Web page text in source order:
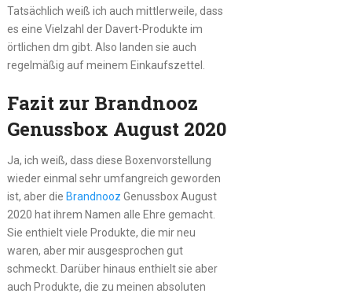
Tatsächlich weiß ich auch mittlerweile, dass
es eine Vielzahl der Davert-Produkte im
örtlichen dm gibt. Also landen sie auch
regelmäßig auf meinem Einkaufszettel.
Fazit zur Brandnooz
Genussbox August 2020
Ja, ich weiß, dass diese Boxenvorstellung
wieder einmal sehr umfangreich geworden
ist, aber die Brandnooz Genussbox August
2020 hat ihrem Namen alle Ehre gemacht.
Sie enthielt viele Produkte, die mir neu
waren, aber mir ausgesprochen gut
schmeckt. Darüber hinaus enthielt sie aber
auch Produkte, die zu meinen absoluten